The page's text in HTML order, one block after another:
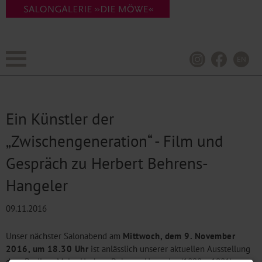
Ein Künstler der
„Zwischengeneration“ - Film und
Gespräch zu Herbert Behrens-
Hangeler
09.11.2016
Unser nächster Salonabend am Mittwoch, dem 9. November
2016, um 18.30 Uhr ist anlässlich unserer aktuellen Ausstellung